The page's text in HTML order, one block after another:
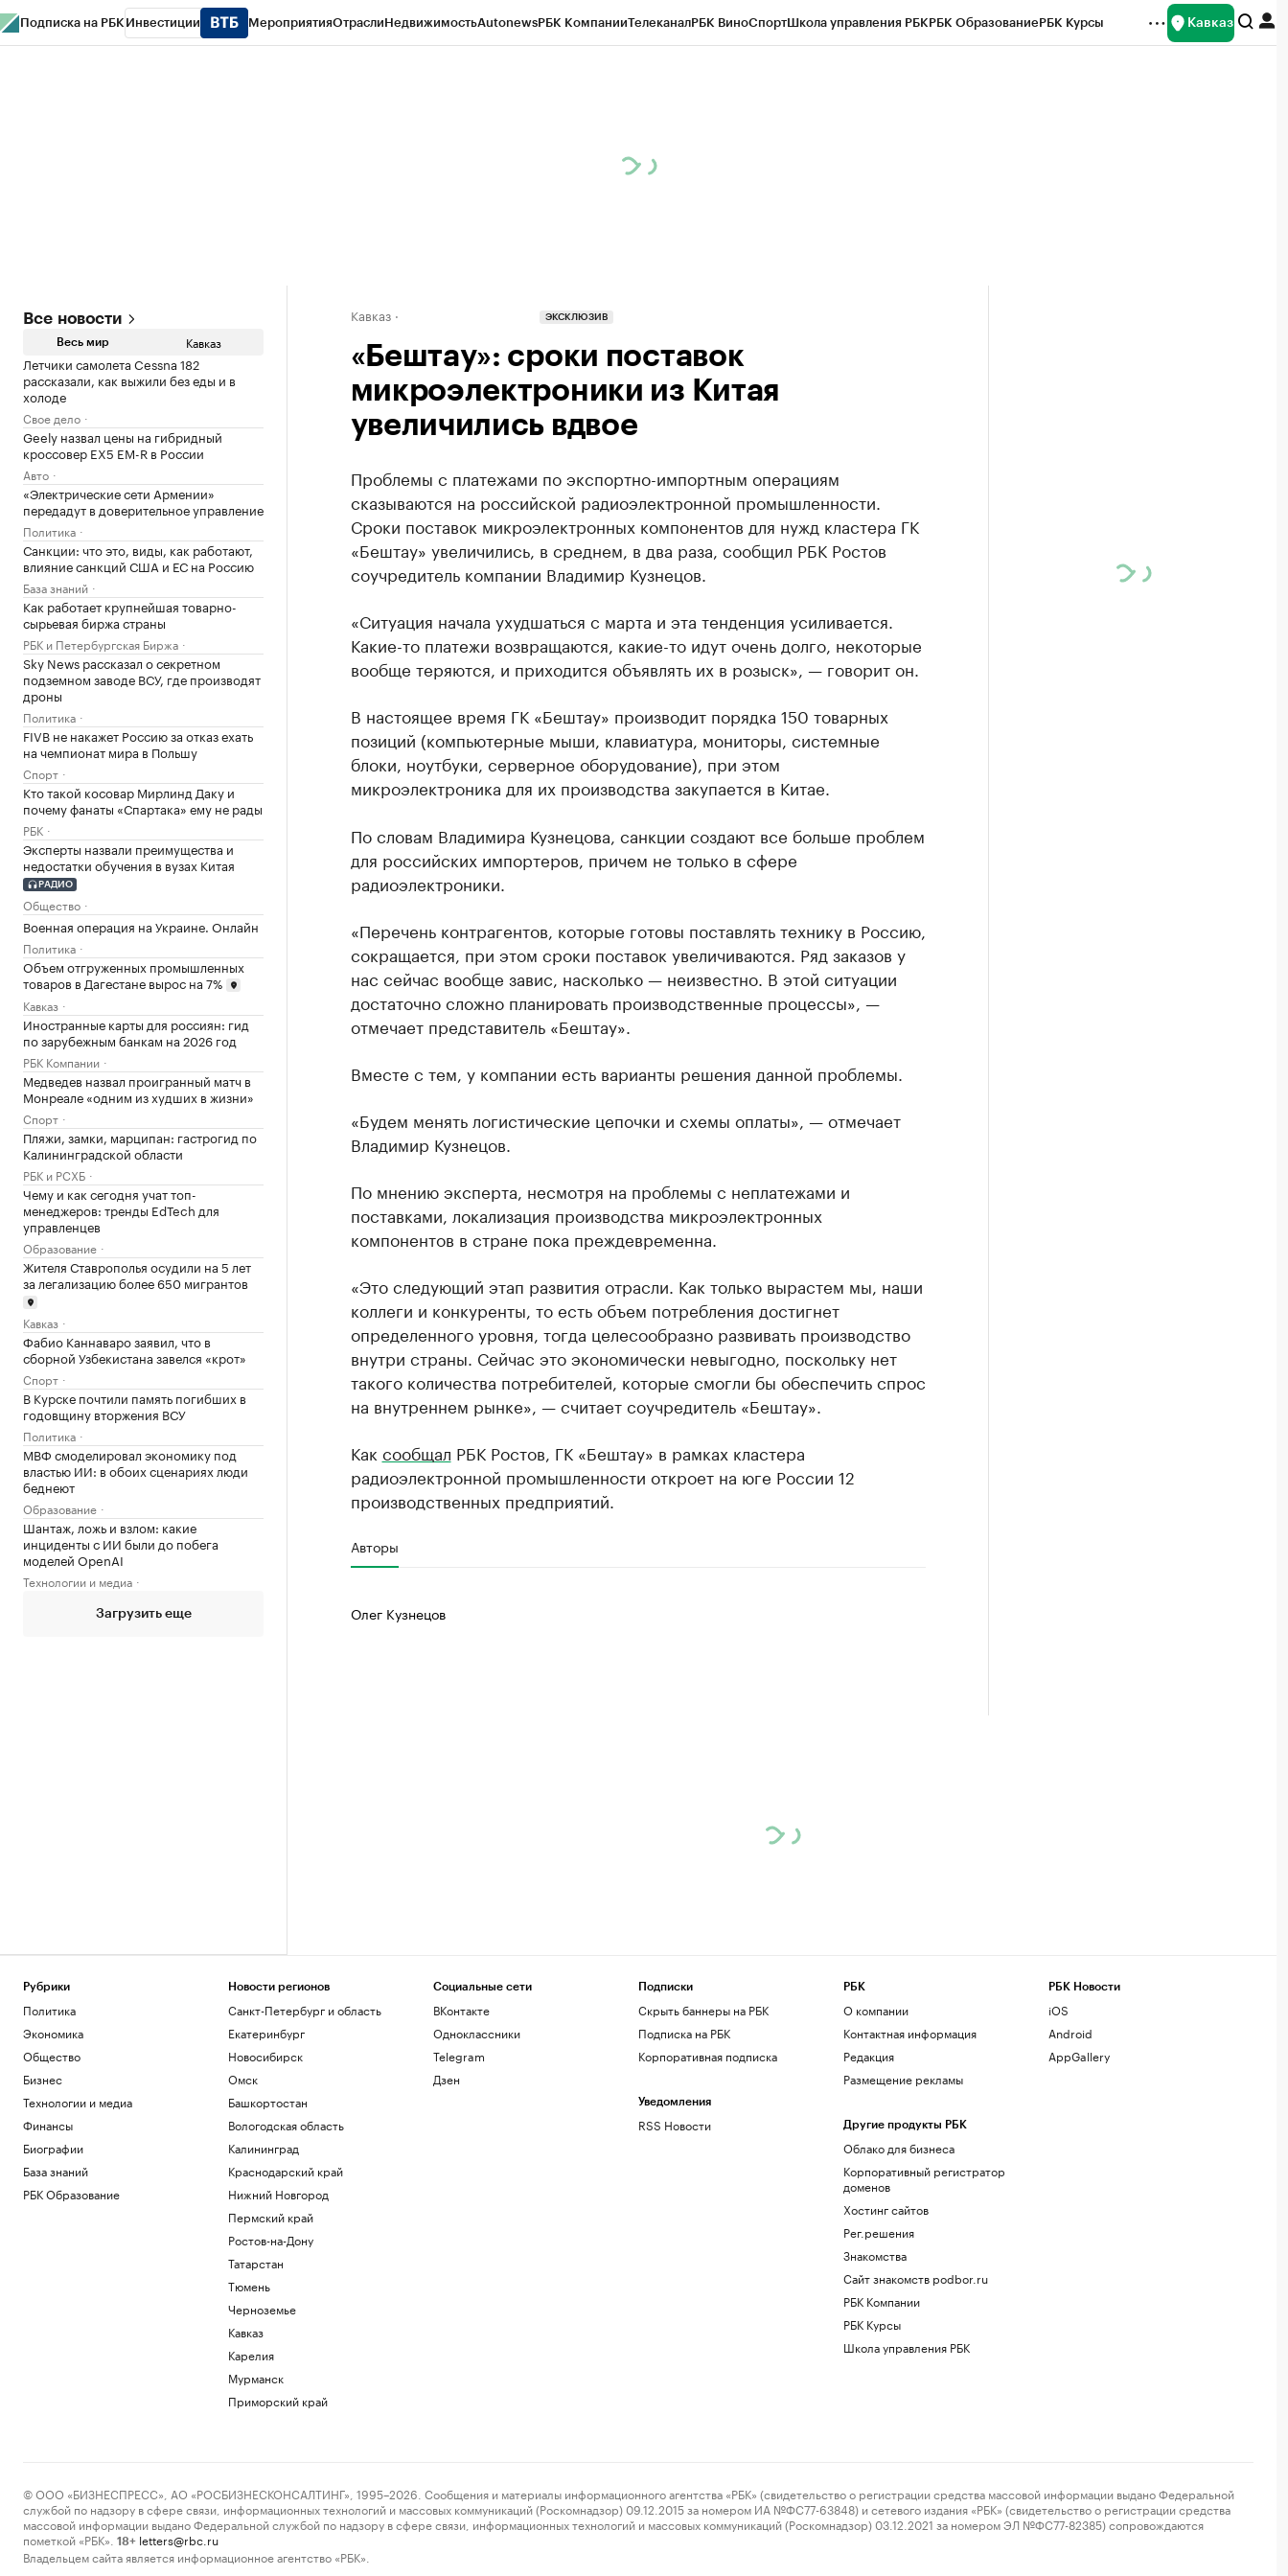
Подписка на РБК Инвестиции МероприятияОтраслиНедвижимостьAutonewsРБК КомпанииТелеканалРБК ВиноСпортШкола управления РБКРБК ОбразованиеРБК Курсы Кавказ
Все новости
Весь мир Кавказ
Летчики самолета Cessna 182
рассказали, как выжили без еды и в
холоде
Свое дело
Geely назвал цены на гибридный
кроссовер EX5 EM-R в России
Авто
«Электрические сети Армении»
передадут в доверительное управление
Политика
Санкции: что это, виды, как работают,
влияние санкций США и ЕС на Россию
База знаний
Как работает крупнейшая товарно-
сырьевая биржа страны
РБК и Петербургская Биржа
Sky News рассказал о секретном
подземном заводе ВСУ, где производят
дроны
Политика
FIVB не накажет Россию за отказ ехать
на чемпионат мира в Польшу
Спорт
Кто такой косовар Мирлинд Даку и
почему фанаты «Спартака» ему не рады
РБК
Эксперты назвали преимущества и
недостатки обучения в вузах Китая
РАДИО
Общество
Военная операция на Украине. Онлайн
Политика
Объем отгруженных промышленных
товаров в Дагестане вырос на 7%
Кавказ
Иностранные карты для россиян: гид
по зарубежным банкам на 2026 год
РБК Компании
Медведев назвал проигранный матч в
Монреале «одним из худших в жизни»
Спорт
Пляжи, замки, марципан: гастрогид по
Калининградской области
РБК и РСХБ
Чему и как сегодня учат топ-
менеджеров: тренды EdTech для
управленцев
Образование
Жителя Ставрополья осудили на 5 лет
за легализацию более 650 мигрантов
Кавказ
Фабио Каннаваро заявил, что в
сборной Узбекистана завелся «крот»
Спорт
В Курске почтили память погибших в
годовщину вторжения ВСУ
Политика
МВФ смоделировал экономику под
властью ИИ: в обоих сценариях люди
беднеют
Образование
Шантаж, ложь и взлом: какие
инциденты с ИИ были до побега
моделей OpenAI
Технологии и медиа
Загрузить еще
Кавказ ЭКСКЛЮЗИВ
«Бештау»: сроки поставок
микроэлектроники из Китая
увеличились вдвое
Проблемы с платежами по экспортно-импортным операциям
сказываются на российской радиоэлектронной промышленности.
Сроки поставок микроэлектронных компонентов для нужд кластера ГК
«Бештау» увеличились, в среднем, в два раза, сообщил РБК Ростов
соучредитель компании Владимир Кузнецов.
«Ситуация начала ухудшаться с марта и эта тенденция усиливается.
Какие-то платежи возвращаются, какие-то идут очень долго, некоторые
вообще теряются, и приходится объявлять их в розыск», — говорит он.
В настоящее время ГК «Бештау» производит порядка 150 товарных
позиций (компьютерные мыши, клавиатура, мониторы, системные
блоки, ноутбуки, серверное оборудование), при этом
микроэлектроника для их производства закупается в Китае.
По словам Владимира Кузнецова, санкции создают все больше проблем
для российских импортеров, причем не только в сфере
радиоэлектроники.
«Перечень контрагентов, которые готовы поставлять технику в Россию,
сокращается, при этом сроки поставок увеличиваются. Ряд заказов у
нас сейчас вообще завис, насколько — неизвестно. В этой ситуации
достаточно сложно планировать производственные процессы», —
отмечает представитель «Бештау».
Вместе с тем, у компании есть варианты решения данной проблемы.
«Будем менять логистические цепочки и схемы оплаты», — отмечает
Владимир Кузнецов.
По мнению эксперта, несмотря на проблемы с неплатежами и
поставками, локализация производства микроэлектронных
компонентов в стране пока преждевременна.
«Это следующий этап развития отрасли. Как только вырастем мы, наши
коллеги и конкуренты, то есть объем потребления достигнет
определенного уровня, тогда целесообразно развивать производство
внутри страны. Сейчас это экономически невыгодно, поскольку нет
такого количества потребителей, которые смогли бы обеспечить спрос
на внутреннем рынке», — считает соучредитель «Бештау».
Как сообщал РБК Ростов, ГК «Бештау» в рамках кластера
радиоэлектронной промышленности откроет на юге России 12
производственных предприятий.
Авторы
Олег Кузнецов
Рубрики
Политика
Экономика
Общество
Бизнес
Технологии и медиа
Финансы
Биографии
База знаний
РБК Образование
Новости регионов
Санкт-Петербург и область
Екатеринбург
Новосибирск
Омск
Башкортостан
Вологодская область
Калининград
Краснодарский край
Нижний Новгород
Пермский край
Ростов-на-Дону
Татарстан
Тюмень
Черноземье
Кавказ
Карелия
Мурманск
Приморский край
Социальные сети
ВКонтакте
Одноклассники
Telegram
Дзен
Подписки
Скрыть баннеры на РБК
Подписка на РБК
Корпоративная подписка
Уведомления
RSS Новости
РБК
О компании
Контактная информация
Редакция
Размещение рекламы
Другие продукты РБК
Облако для бизнеса
Корпоративный регистратор
доменов
Хостинг сайтов
Рег.решения
Знакомства
Сайт знакомств podbor.ru
РБК Компании
РБК Курсы
Школа управления РБК
РБК Новости
iOS
Android
AppGallery
© ООО «БИЗНЕСПРЕСС», АО «РОСБИЗНЕСКОНСАЛТИНГ», 1995–2026. Сообщения и материалы информационного агентства «РБК» (свидетельство о регистрации средства массовой информации выдано Федеральной
службой по надзору в сфере связи, информационных технологий и массовых коммуникаций (Роскомнадзор) 09.12.2015 за номером ИА №ФС77-63848) и сетевого издания «РБК» (свидетельство о регистрации средства
массовой информации выдано Федеральной службой по надзору в сфере связи, информационных технологий и массовых коммуникаций (Роскомнадзор) 03.12.2021 за номером ЭЛ №ФС77-82385) сопровождаются
пометкой «РБК».
18+ letters@rbc.ru
Владельцем сайта является информационное агентство «РБК».